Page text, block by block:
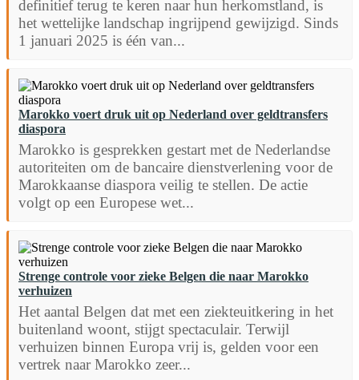
definitief terug te keren naar hun herkomstland, is
het wettelijke landschap ingrijpend gewijzigd. Sinds
1 januari 2025 is één van...
Marokko voert druk uit op Nederland over geldtransfers
diaspora
Marokko is gesprekken gestart met de Nederlandse
autoriteiten om de bancaire dienstverlening voor de
Marokkaanse diaspora veilig te stellen. De actie
volgt op een Europese wet...
Strenge controle voor zieke Belgen die naar Marokko
verhuizen
Het aantal Belgen dat met een ziekteuitkering in het
buitenland woont, stijgt spectaculair. Terwijl
verhuizen binnen Europa vrij is, gelden voor een
vertrek naar Marokko zeer...